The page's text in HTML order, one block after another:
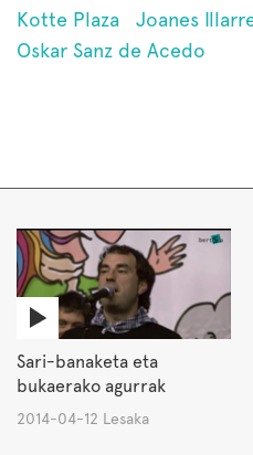
Kotte Plaza
Joanes
Oskar Sanz de Acedo
Sari-banaketa eta
bukaerako agurrak
2014-04-12 Lesaka